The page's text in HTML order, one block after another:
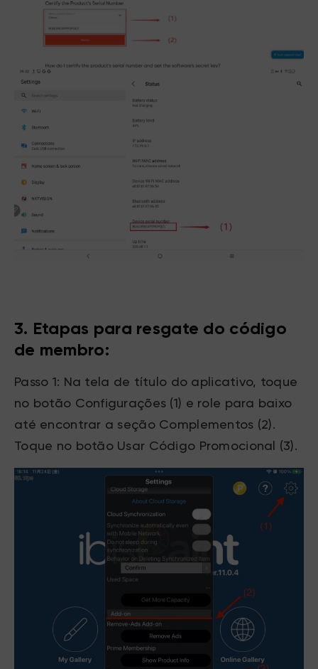
3. Etapas para resgate do código
de membro:
Passo 1: Na tela de título do aplicativo, toque
no botão Configurações (1) e role para baixo
até encontrar a seção Complementos (2).
Toque no botão Usar Código Promocional (3).